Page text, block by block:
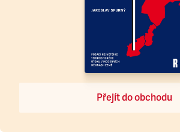
Přejít do obchodu